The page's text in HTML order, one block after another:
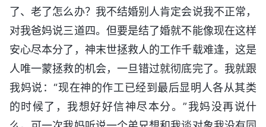
了、老了怎么办？我不结婚别人肯定会说我不正常，
对我爸妈说三道四。但要是结了婚就不能像现在这样
安心尽本分了，神末世拯救人的工作千载难逢，这是
人唯一蒙拯救的机会，一旦错过就彻底完了。我就跟
我妈说：“现在神的作工已经到最后显明人各从其类
的时候了，我想好好信神尽本分。”我妈没再说什